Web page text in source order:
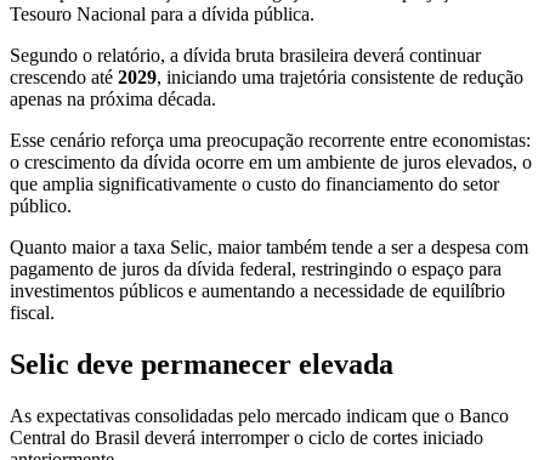
Tesouro Nacional para a dívida pública.
Segundo o relatório, a dívida bruta brasileira deverá continuar
crescendo até 2029, iniciando uma trajetória consistente de redução
apenas na próxima década.
Esse cenário reforça uma preocupação recorrente entre economistas:
o crescimento da dívida ocorre em um ambiente de juros elevados, o
que amplia significativamente o custo do financiamento do setor
público.
Quanto maior a taxa Selic, maior também tende a ser a despesa com
pagamento de juros da dívida federal, restringindo o espaço para
investimentos públicos e aumentando a necessidade de equilíbrio
fiscal.
Selic deve permanecer elevada
As expectativas consolidadas pelo mercado indicam que o Banco
Central do Brasil deverá interromper o ciclo de cortes iniciado